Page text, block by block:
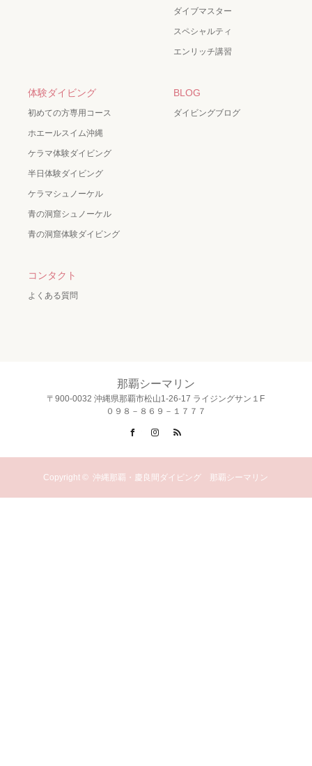
ダイブマスター
スペシャルティ
エンリッチ講習
体験ダイビング
初めての方専用コース
ホエールスイム沖縄
ケラマ体験ダイビング
半日体験ダイビング
ケラマシュノーケル
青の洞窟シュノーケル
青の洞窟体験ダイビング
BLOG
ダイビングブログ
コンタクト
よくある質問
那覇シーマリン
〒900-0032 沖縄県那覇市松山1-26-17 ライジングサン１F
０９８－８６９－１７７７
FacebookInstagram
Copyright ©沖縄那覇・慶良間ダイビング 那覇シーマリン